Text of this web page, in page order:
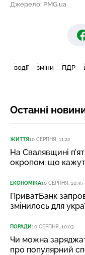
Джерело: PMG.ua
водії зміни ПДР
Останні
ЖИТТЯ10 СЕРПНЯ, 11:22
На Свалявщині
окропом: що
ЕКОНОМІКА10 СЕРПНЯ, 10:35
ПриватБанк
змінилось для
ПОРАДИ10 СЕРПНЯ, 10:03
Чи можна
про популярний